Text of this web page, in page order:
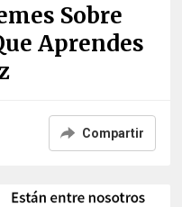
Sobre
Aprendes
Compartir